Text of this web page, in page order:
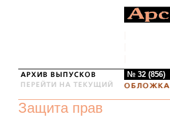
№ 32 (856)
Защита прав